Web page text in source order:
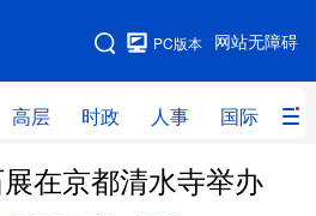
网站无障碍
PC版本
高层 时政 人事 国际 财
网站地图
时政 人事
在京都清水寺举办